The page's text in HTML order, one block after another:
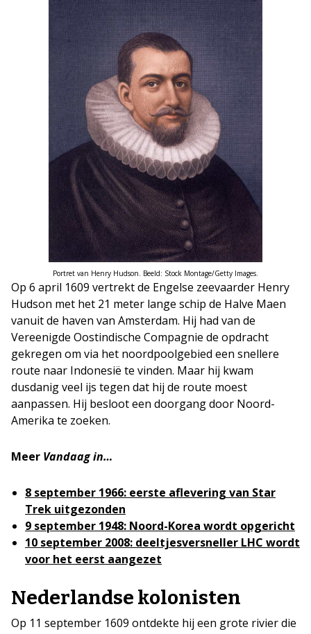
Portret van Henry Hudson. Beeld: Stock Montage/Getty Images.
Op 6 april 1609 vertrekt de Engelse zeevaarder Henry
Hudson met het 21 meter lange schip de Halve Maen
vanuit de haven van Amsterdam. Hij had van de
Vereenigde Oostindische Compagnie de opdracht
gekregen om via het noordpoolgebied een snellere
route naar Indonesië te vinden. Maar hij kwam
dusdanig veel ijs tegen dat hij de route moest
aanpassen. Hij besloot een doorgang door Noord-
Amerika te zoeken.
Meer Vandaag in…
8 september 1966: eerste aflevering van Star
Trek uitgezonden
9 september 1948: Noord-Korea wordt opgericht
10 september 2008: deeltjesversneller LHC wordt
voor het eerst aangezet
Nederlandse kolonisten
Op 11 september 1609 ontdekte hij een grote rivier die